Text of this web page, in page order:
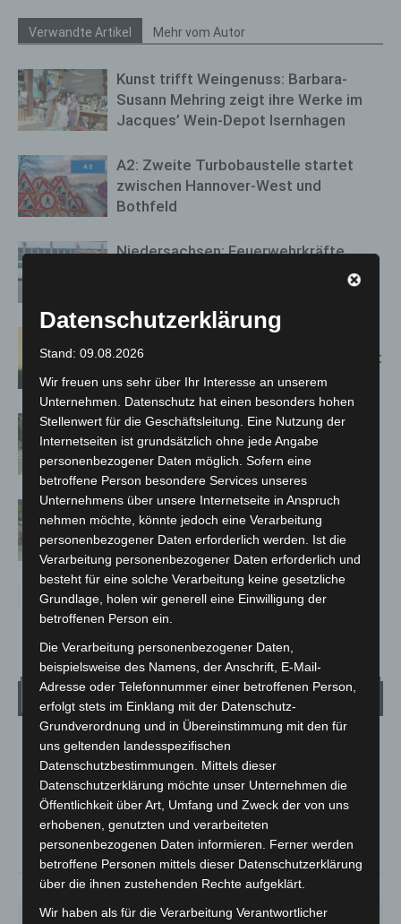
Verwandte Artikel Mehr vom Autor
Kunst trifft Weingenuss: Barbara-
Susann Mehring zeigt ihre Werke im
Jacques’ Wein-Depot Isernhagen
A2: Zweite Turbobaustelle startet
zwischen Hannover-West und
Bothfeld
Niedersachsen: Feuerwehrkräfte
kehren nach Waldbrandeinsatz aus
Hannover: Erste Tigermücken-
Population in Niedersachsen entdeckt
Brand im „Haus der Begegnung“ in
Neuwarmbüchen schnell eingedämmt
Region Hannover: 21 neue
Notfallsanitäter starten beim Roten
Kreuz
Wetter
LANGENHAGEN
Bedeckt
30.9°C 32.2 °
°
21% 2.7m/s 100%
Datenschutzerklärung
Stand: 09.08.2026
Wir freuen uns sehr über Ihr Interesse an unserem
Unternehmen. Datenschutz hat einen besonders hohen
Stellenwert für die Geschäftsleitung. Eine Nutzung der
Internetseiten ist grundsätzlich ohne jede Angabe
personenbezogener Daten möglich. Sofern eine
betroffene Person besondere Services unseres
Unternehmens über unsere Internetseite in Anspruch
nehmen möchte, könnte jedoch eine Verarbeitung
personenbezogener Daten erforderlich werden. Ist die
Verarbeitung personenbezogener Daten erforderlich und
besteht für eine solche Verarbeitung keine gesetzliche
Grundlage, holen wir generell eine Einwilligung der
betroffenen Person ein.
Die Verarbeitung personenbezogener Daten,
beispielsweise des Namens, der Anschrift, E-Mail-
Adresse oder Telefonnummer einer betroffenen Person,
erfolgt stets im Einklang mit der Datenschutz-
Grundverordnung und in Übereinstimmung mit den für
uns geltenden landesspezifischen
Datenschutzbestimmungen. Mittels dieser
Datenschutzerklärung möchte unser Unternehmen die
Öffentlichkeit über Art, Umfang und Zweck der von uns
erhobenen, genutzten und verarbeiteten
personenbezogenen Daten informieren. Ferner werden
betroffene Personen mittels dieser Datenschutzerklärung
über die ihnen zustehenden Rechte aufgeklärt.
Wir haben als für die Verarbeitung Verantwortlicher